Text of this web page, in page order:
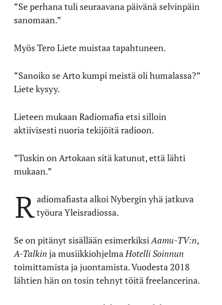
”Se perhana tuli seuraavana päivänä selvinpäin
sanomaan.”
Myös Tero Liete muistaa tapahtuneen.
”Sanoiko se Arto kumpi meistä oli humalassa?”
Liete kysyy.
Lieteen mukaan Radiomafia etsi silloin
aktiivisesti nuoria tekijöitä radioon.
”Tuskin on Artokaan sitä katunut, että lähti
mukaan.”
Radiomafiasta alkoi Nybergin yhä jatkuva
työura Yleisradiossa.
Se on pitänyt sisällään esimerkiksiAamu-TV:n,
A-Talkin ja musiikkiohjelmaHotelli Soinnun
toimittamista ja juontamista. Vuodesta 2018
lähtien hän on tosin tehnyt töitä freelancerina.